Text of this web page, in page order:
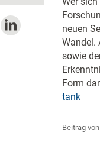
neuen
Wandel.
sowie
Form
tank
Beitrag